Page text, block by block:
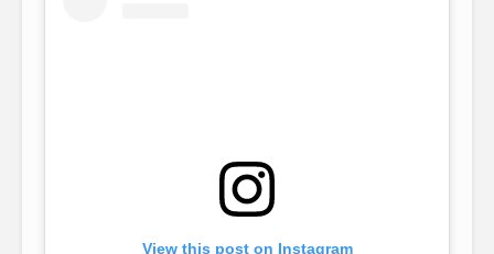
View this post on Instagram